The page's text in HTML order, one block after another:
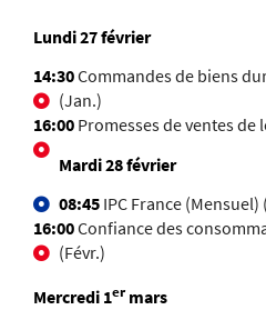
Lundi 27 février
14:30Commandes de biens
(Jan.)
16:00 Promesses de ventesde
Mardi 28 février
08:45 IPC France (Mensuel)
16:00Confiance des
(Févr.)
Mercredi 1ermars